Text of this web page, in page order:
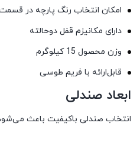
امکان انتخاب رنگ پارچه در
دارای مکانیزم قفل دو‌حالته
وزن محصول 15 کیلوگرم
قابل‌ارائه با فریم طوسی
ابعاد صندلی
انتخاب صندلی باکیفیت باعث